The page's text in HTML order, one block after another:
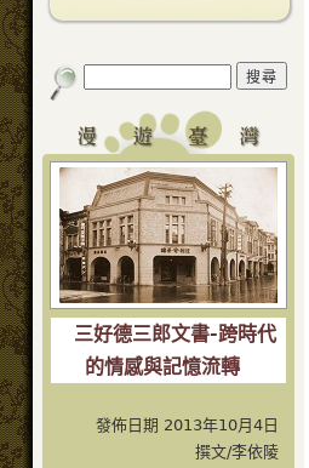
三好德三郎文書-跨時代
的情感與記憶流轉
發佈日期 2013年10月4日
撰文/李依陵